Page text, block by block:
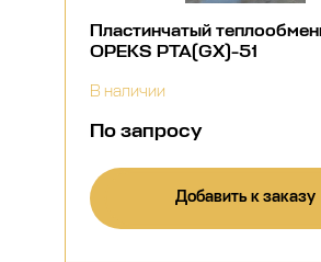
Пластинчатый
OPEKS PTA(GX)-51
В наличии
По запросу
Добавить к заказу